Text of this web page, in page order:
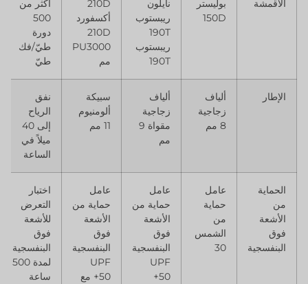
الأقمشة
بوليستر
150D
نايلون
ريبستوب
190T
ريبستوب
190T
210D
أكسفورد
210D
PU3000
مم
أكثر من
500
دورة
طيّ/فك
طيّ
الإطار
ألياف
زجاجية
8 مم
ألياف
زجاجية
مقواة 9
مم
سبيكة
ألومنيوم
11 مم
نفق
الرياح
إلى 40
ميلاً في
الساعة
الحماية
من
الأشعة
فوق
البنفسجية
عامل
حماية
من
الشمس
30
عامل
حماية من
الأشعة
فوق
البنفسجية
UPF
50+
عامل
حماية من
الأشعة
فوق
البنفسجية
UPF
50+ مع
اختبار
التعرض
للأشعة
فوق
البنفسجية
لمدة 500
ساعة